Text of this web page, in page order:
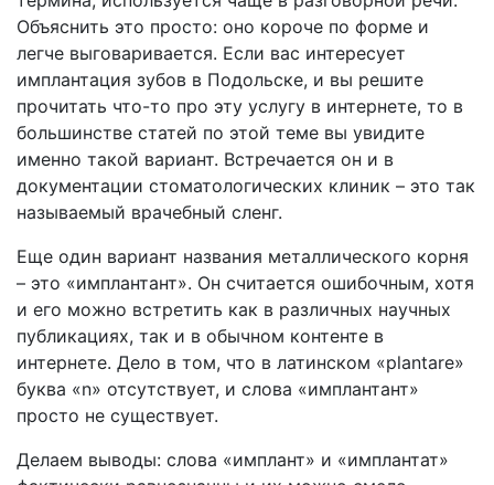
Объяснить это просто: оно короче по форме и
легче выговаривается. Если вас интересует
имплантация зубов в Подольске, и вы решите
прочитать что-то про эту услугу в интернете, то в
большинстве статей по этой теме вы увидите
именно такой вариант. Встречается он и в
документации стоматологических клиник – это так
называемый врачебный сленг.
Еще один вариант названия металлического корня
– это «имплантант». Он считается ошибочным, хотя
и его можно встретить как в различных научных
публикациях, так и в обычном контенте в
интернете. Дело в том, что в латинском «plantare»
буква «n» отсутствует, и слова «имплантант»
просто не существует.
Делаем выводы: слова «имплант» и «имплантат»